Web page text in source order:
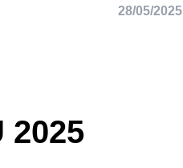
28/05/2025
2025